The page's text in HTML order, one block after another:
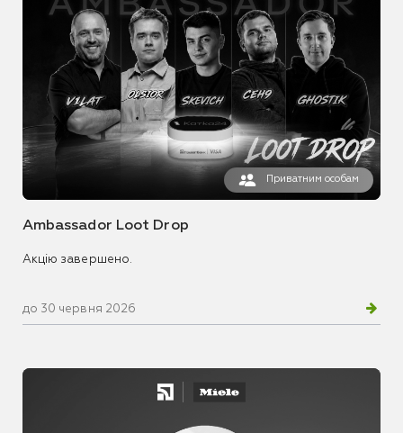
Приватним особам
Ambassador Loot Drop
Акцію завершено.
до 30 червня 2026